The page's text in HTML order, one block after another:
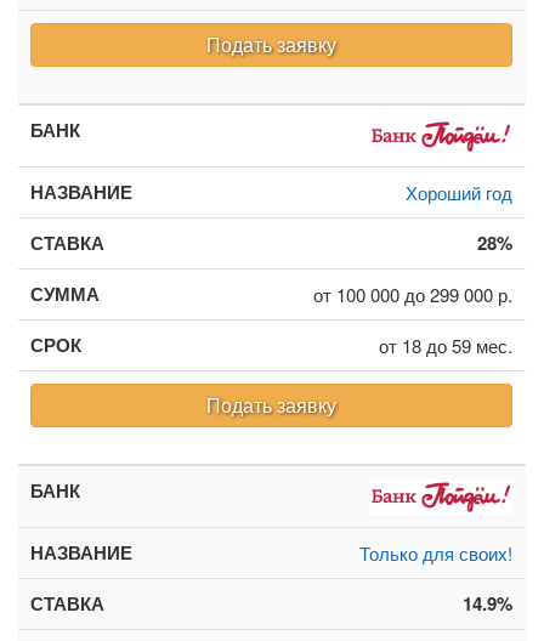
Подать заявку
Хороший год
28%
от 100 000 до 299 000 р.
от 18 до 59 мес.
Подать заявку
Только для своих!
14.9%